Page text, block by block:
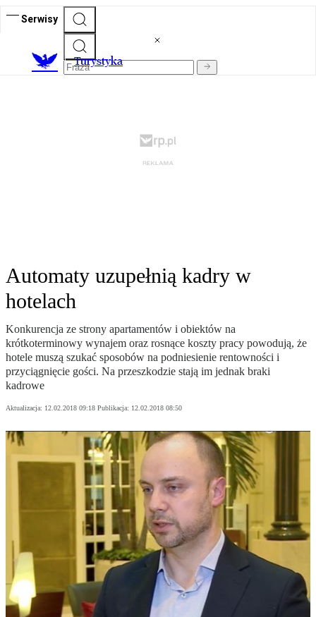
Serwisy
Turystyka
Automaty uzupełnią kadry w
hotelach
Konkurencja ze strony apartamentów i obiektów na
krótkoterminowy wynajem oraz rosnące koszty pracy powodują, że
hotele muszą szukać sposobów na podniesienie rentowności i
przyciągnięcie gości. Na przeszkodzie stają im jednak braki
kadrowe
Aktualizacja: 12.02.2018 09:18 Publikacja: 12.02.2018 08:50